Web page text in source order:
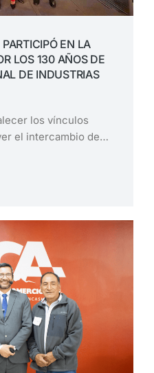
EN LA
LOS 130 AÑOS DE
DE INDUSTRIAS
los vínculos
el intercambio de…